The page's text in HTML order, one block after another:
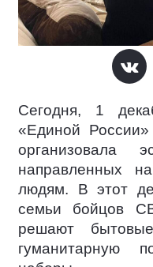
Сегодня, 1
«Единой
организовала
направленных
людям. В этот
семьи бойцов
решают
гуманитарную